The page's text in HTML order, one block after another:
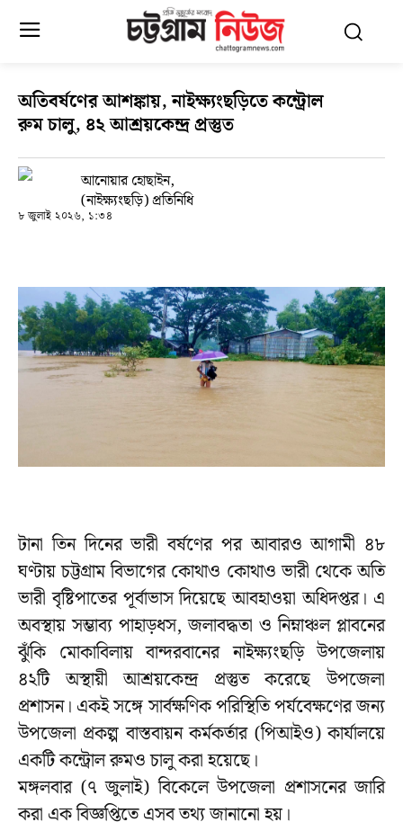
অতিবর্ষণের আশঙ্কায়, নাইক্ষ্যংছড়িতে কন্ট্রোল
রুম চালু, ৪২ আশ্রয়কেন্দ্র প্রস্তুত
আনোয়ার হোছাইন,
(নাইক্ষ্যংছড়ি) প্রতিনিধি
৮ জুলাই ২০২৬, ১:৩৪
টানা তিন দিনের ভারী বর্ষণের পর আবারও আগামী ৪৮
ঘণ্টায় চট্টগ্রাম বিভাগের কোথাও কোথাও ভারী থেকে অতি
ভারী বৃষ্টিপাতের পূর্বাভাস দিয়েছে আবহাওয়া অধিদপ্তর। এ
অবস্থায় সম্ভাব্য পাহাড়ধস, জলাবদ্ধতা ও নিম্নাঞ্চল প্লাবনের
ঝুঁকি মোকাবিলায় বান্দরবানের নাইক্ষ্যংছড়ি উপজেলায়
৪২টি অস্থায়ী আশ্রয়কেন্দ্র প্রস্তুত করেছে উপজেলা
প্রশাসন। একই সঙ্গে সার্বক্ষণিক পরিস্থিতি পর্যবেক্ষণের জন্য
উপজেলা প্রকল্প বাস্তবায়ন কর্মকর্তার (পিআইও) কার্যালয়ে
একটি কন্ট্রোল রুমও চালু করা হয়েছে।
মঙ্গলবার (৭ জুলাই) বিকেলে উপজেলা প্রশাসনের জারি
করা এক বিজ্ঞপ্তিতে এসব তথ্য জানানো হয়।